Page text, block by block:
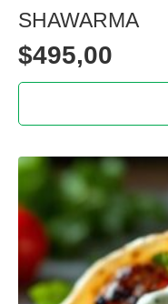
SHAWARMA
$495,00